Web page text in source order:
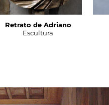
Retrato de Adriano
Escultura